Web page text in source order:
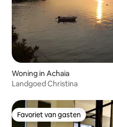
Woning in Achaia
Landgoed Christina
Favoriet van gasten
Favoriet van gasten